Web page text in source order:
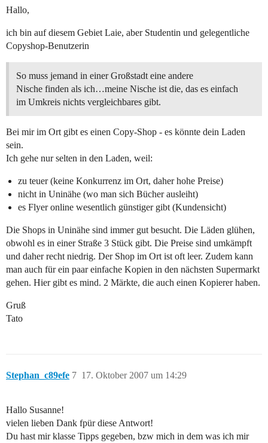
Hallo,
ich bin auf diesem Gebiet Laie, aber Studentin und gelegentliche
Copyshop-Benutzerin
So muss jemand in einer Großstadt eine andere
Nische finden als ich…meine Nische ist die, das es einfach
im Umkreis nichts vergleichbares gibt.
Bei mir im Ort gibt es einen Copy-Shop - es könnte dein Laden
sein.
Ich gehe nur selten in den Laden, weil:
zu teuer (keine Konkurrenz im Ort, daher hohe Preise)
nicht in Uninähe (wo man sich Bücher ausleiht)
es Flyer online wesentlich günstiger gibt (Kundensicht)
Die Shops in Uninähe sind immer gut besucht. Die Läden glühen,
obwohl es in einer Straße 3 Stück gibt. Die Preise sind umkämpft
und daher recht niedrig. Der Shop im Ort ist oft leer. Zudem kann
man auch für ein paar einfache Kopien in den nächsten Supermarkt
gehen. Hier gibt es mind. 2 Märkte, die auch einen Kopierer haben.
Gruß
Tato
Stephan_c89efe 17. Oktober 2007 um 14:29
7
Hallo Susanne!
vielen lieben Dank fpür diese Antwort!
Du hast mir klasse Tipps gegeben, bzw mich in dem was ich mir